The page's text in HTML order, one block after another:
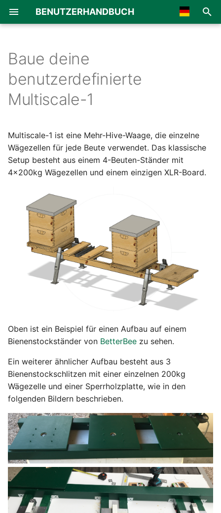
BENUTZERHANDBUCH
🇳🇱 Netherland
🇳🇴 Norsk
🇵🇹 Portuguese
h
e
i
r
d
e
r
Übersicht
Platinenmontage
Waagenkalibrierung
Übersicht
BroodMinder-Cell T91
BroodMinder-SubHub
BroodMinder-LoRa
Übersicht
Bienenstände und Beuten
Notizen und Inspektionen
QueenMinder
Gewicht und Produktivität
Tracht
Warnungen
Teilen
Export data
Allgemein
MyBroodMinder
Baue deine
benutzerdefinierte
Multiscale-1
Multiscale-1 ist eine Mehr-Hive-Waage, die einzelne
Wägezellen für jede Beute verwendet. Das klassische
Setup besteht aus einem 4-Beuten-Ständer mit
4x200kg Wägezellen und einem einzigen XLR-Board.
Oben ist ein Beispiel für einen Aufbau auf einem
Bienenstockständer von BetterBee zu sehen.
Ein weiterer ähnlicher Aufbau besteht aus 3
Bienenstockschlitzen mit einer einzelnen 200kg
Wägezelle und einer Sperrholzplatte, wie in den
folgenden Bildern beschrieben.